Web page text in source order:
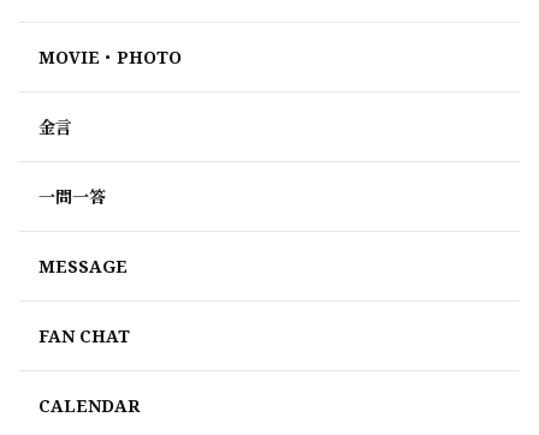
MOVIE・PHOTO
金言
一問一答
MESSAGE
FAN CHAT
CALENDAR